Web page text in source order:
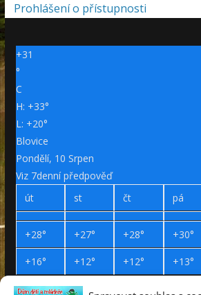
Prohlášení o přístupnosti
+31
°
C
H: +33°
L: +20°
Blovice
Pondělí, 10 Srpen
Viz 7denní předpověď
út
st čt pá
+28° +27° +28° +30°
+16° +12° +12° +13°